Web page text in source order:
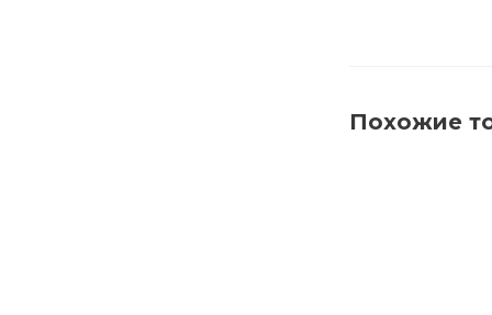
Похожие